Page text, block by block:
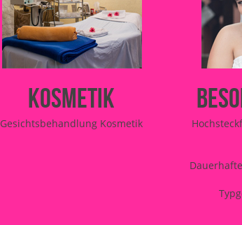
Kosmetik
Gesichtsbehandlung Kosmetik